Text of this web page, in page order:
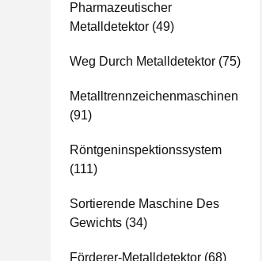
Pharmazeutischer
Metalldetektor (49)
Weg Durch Metalldetektor (75)
Metalltrennzeichenmaschinen
(91)
Röntgeninspektionssystem
(111)
Sortierende Maschine Des
Gewichts (34)
Förderer-Metalldetektor (68)